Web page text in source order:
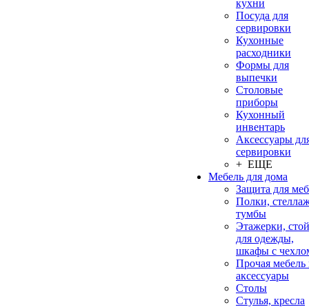
кухни
Посуда для
сервировки
Кухонные
расходники
Формы для
выпечки
Столовые
приборы
Кухонный
инвентарь
Аксессуары
сервировки
+ ЕЩЕ
Мебель для дома
Защита для
Полки,
тумбы
Этажерки,
для одежды,
шкафы с
Прочая мебель
аксессуары
Столы
Стулья, кресла